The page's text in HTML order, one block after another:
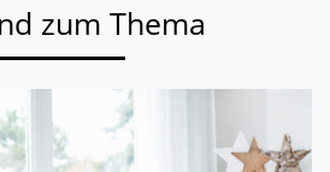
zum Thema